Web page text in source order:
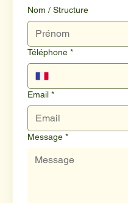
Nom / Structure
Téléphone *
Email *
Message *